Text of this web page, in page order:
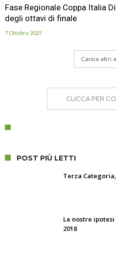
Fase Regionale Coppa Italia
degli ottavi di finale
7 Ottobre 2025
Carica altri
CLICCA PER
POST PIÙ LETTI
Terza
Le nostre
2018